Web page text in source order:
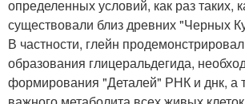
определенных условий, как раз таких,
существовали близ древних "Черных
В частности, глейн
образования глицеральдегида,
формирования "Деталей" РНК и днк, а